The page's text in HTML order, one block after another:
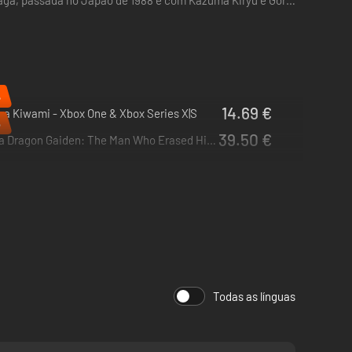
Kiwami - Xbox One & Xbox Series X|S
14.69 €
Like a Dragon Gaiden: The Man Who Erased His Name - PC, Xbox One & Xbox Series X|S (Microsoft Store) 39.50 €
Todas as línguas